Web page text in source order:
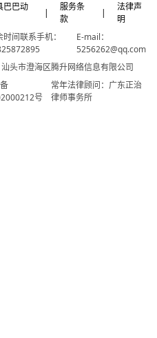
巴巴动
|
服务条
款
|
法律声
明
时间联系手机：
E-mail：
5256262@qq.com
头市澄海区腾升网络信息有限公司
号
常年法律顾问：广东正治
律师事务所